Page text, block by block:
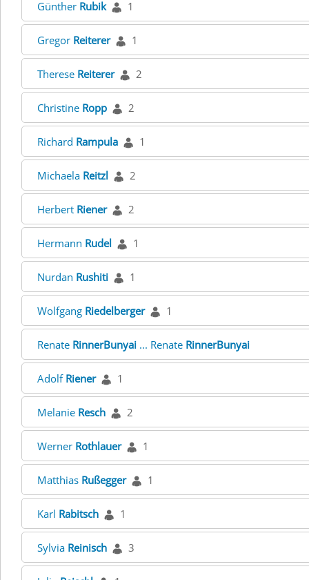
Günther Rubik 1
Gregor Reiterer 1
Therese Reiterer 2
Christine Ropp 2
Richard Rampula 1
Michaela Reitzl 2
Herbert Riener 2
Hermann Rudel 1
Nurdan Rushiti 1
Wolfgang Riedelberger 1
Renate RinnerBunyai ... Renate RinnerBunyai
Adolf Riener 1
Melanie Resch 2
Werner Rothlauer 1
Matthias Rußegger 1
Karl Rabitsch 1
Sylvia Reinisch 3